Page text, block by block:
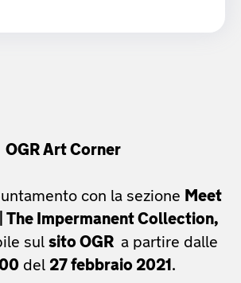
'21
'21
OGR Art Corner
con la sezione Meet
Impermanent Collection,
sul sito OGR a partire dalle
del 27 febbraio 2021.